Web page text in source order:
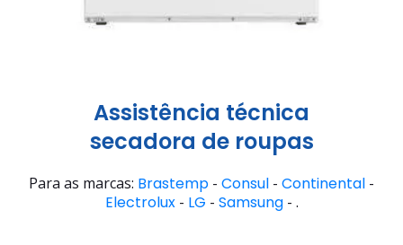
Assistência técnica
secadora de roupas
Para as marcas: Brastemp - Consul - Continental -
Electrolux- LG - Samsung- .